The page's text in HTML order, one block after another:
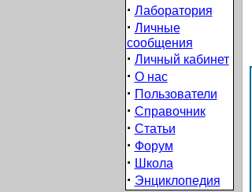
· Лаборатория
· Личные
сообщения
· Личный кабинет
· О нас
· Пользователи
· Справочник
· Статьи
· Форум
· Школа
· Энциклопедия